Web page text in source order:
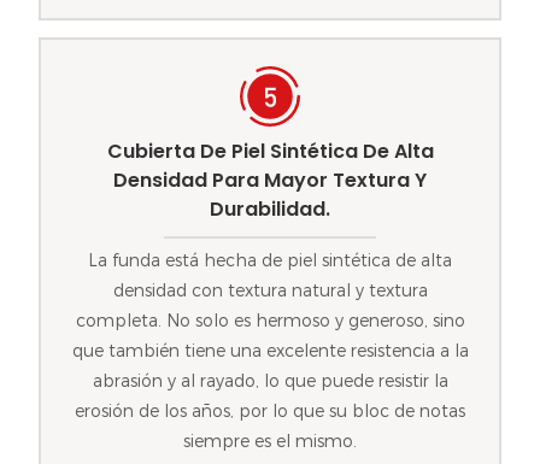
Cubierta De Piel Sintética De Alta
Densidad Para Mayor Textura Y
Durabilidad.
La funda está hecha de piel sintética de alta
densidad con textura natural y textura
completa. No solo es hermoso y generoso, sino
que también tiene una excelente resistencia a la
abrasión y al rayado, lo que puede resistir la
erosión de los años, por lo que su bloc de notas
siempre es el mismo.